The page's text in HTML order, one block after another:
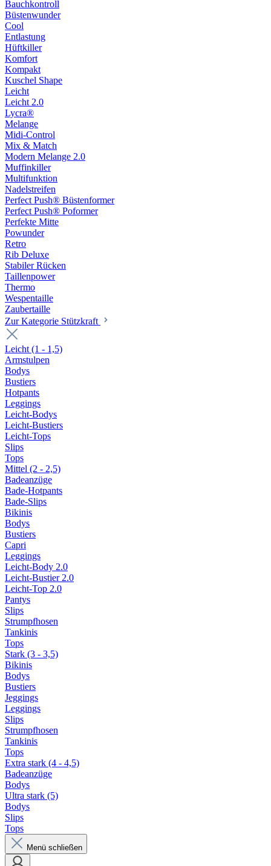
Bauchkontroll
Büstenwunder
Cool
Entlastung
Hüftkiller
Komfort
Kompakt
Kuschel Shape
Leicht
Leicht 2.0
Lycra®
Melange
Midi-Control
Mix & Match
Modern Melange 2.0
Muffinkiller
Multifunktion
Nadelstreifen
Perfect Push® Büstenformer
Perfect Push® Poformer
Perfekte Mitte
Powunder
Retro
Rib Deluxe
Stabiler Rücken
Taillenpower
Thermo
Wespentaille
Zaubertaille
Zur Kategorie Stützkraft
Leicht (1 - 1,5)
Armstulpen
Bodys
Bustiers
Hotpants
Leggings
Leicht-Bodys
Leicht-Bustiers
Leicht-Tops
Slips
Tops
Mittel (2 - 2,5)
Badeanzüge
Bade-Hotpants
Bade-Slips
Bikinis
Bodys
Bustiers
Capri
Leggings
Leicht-Body 2.0
Leicht-Bustier 2.0
Leicht-Top 2.0
Pantys
Slips
Strumpfhosen
Tankinis
Tops
Stark (3 - 3,5)
Bikinis
Bodys
Bustiers
Jeggings
Leggings
Slips
Strumpfhosen
Tankinis
Tops
Extra stark (4 - 4,5)
Badeanzüge
Bodys
Ultra stark (5)
Bodys
Slips
Tops
Menü schließen